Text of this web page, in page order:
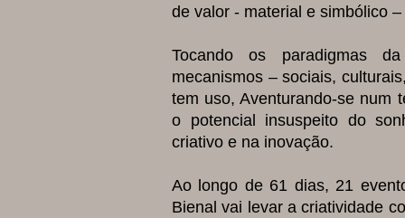
de valor - material e simbólico
Tocando os paradigmas
mecanismos – sociais,
tem uso, Aventurando-se num
o potencial insuspeito do
criativo e na inovação.
Ao longo de 61 dias, 21
Bienal vai levar a criatividade